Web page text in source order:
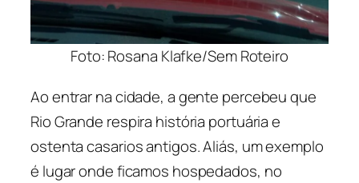
Foto: Rosana Klafke/Sem Roteiro
Ao entrar na cidade, a gente percebeu que
Rio Grande respira história portuária e
ostenta casarios antigos. Aliás, um exemplo
é lugar onde ficamos hospedados, no